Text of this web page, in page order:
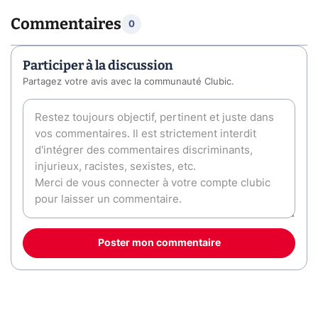
Commentaires 0
Participer à la discussion
Partagez votre avis avec la communauté Clubic.
Poster mon commentaire